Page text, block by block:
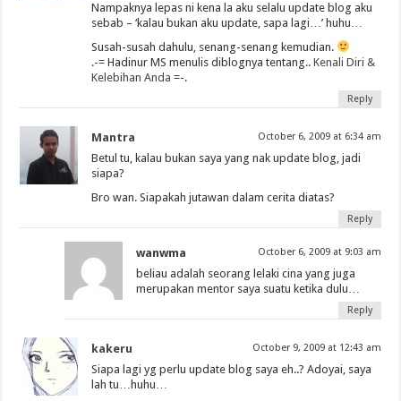
Nampaknya lepas ni kena la aku selalu update blog aku
sebab – ‘kalau bukan aku update, sapa lagi…’ huhu…
Susah-susah dahulu, senang-senang kemudian.
.-= Hadinur MS menulis diblognya tentang..Kenali Diri &
Kelebihan Anda =-.
Reply
Mantra October 6, 2009 at 6:34 am
Betul tu, kalau bukan saya yang nak update blog, jadi
siapa?
Bro wan. Siapakah jutawan dalam cerita diatas?
Reply
wanwma October 6, 2009 at 9:03 am
beliau adalah seorang lelaki cina yang juga
merupakan mentor saya suatu ketika dulu…
Reply
kakeru October 9, 2009 at 12:43 am
Siapa lagi yg perlu update blog saya eh..? Adoyai, saya
lah tu…huhu…